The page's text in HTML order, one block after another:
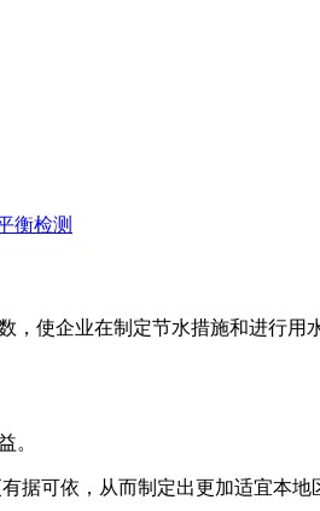
衡检测
，使企业在制定节水措施和进行用
。
可依，从而制定出更加适宜本地